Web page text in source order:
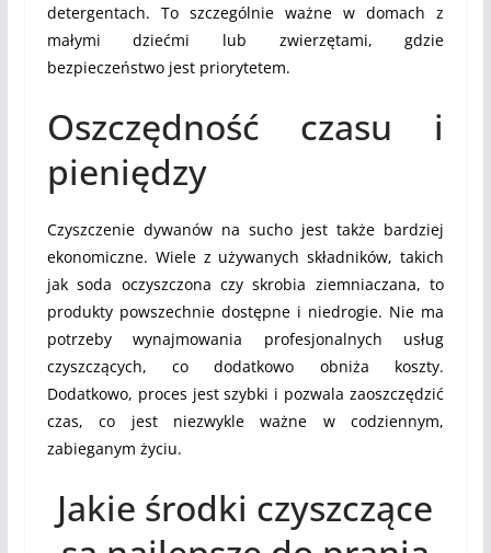
detergentach. To szczególnie ważne w domach z
małymi dziećmi lub zwierzętami, gdzie
bezpieczeństwo jest priorytetem.
Oszczędność czasu i
pieniędzy
Czyszczenie dywanów na sucho jest także bardziej
ekonomiczne. Wiele z używanych składników, takich
jak soda oczyszczona czy skrobia ziemniaczana, to
produkty powszechnie dostępne i niedrogie. Nie ma
potrzeby wynajmowania profesjonalnych usług
czyszczących, co dodatkowo obniża koszty.
Dodatkowo, proces jest szybki i pozwala zaoszczędzić
czas, co jest niezwykle ważne w codziennym,
zabieganym życiu.
Jakie środki czyszczące